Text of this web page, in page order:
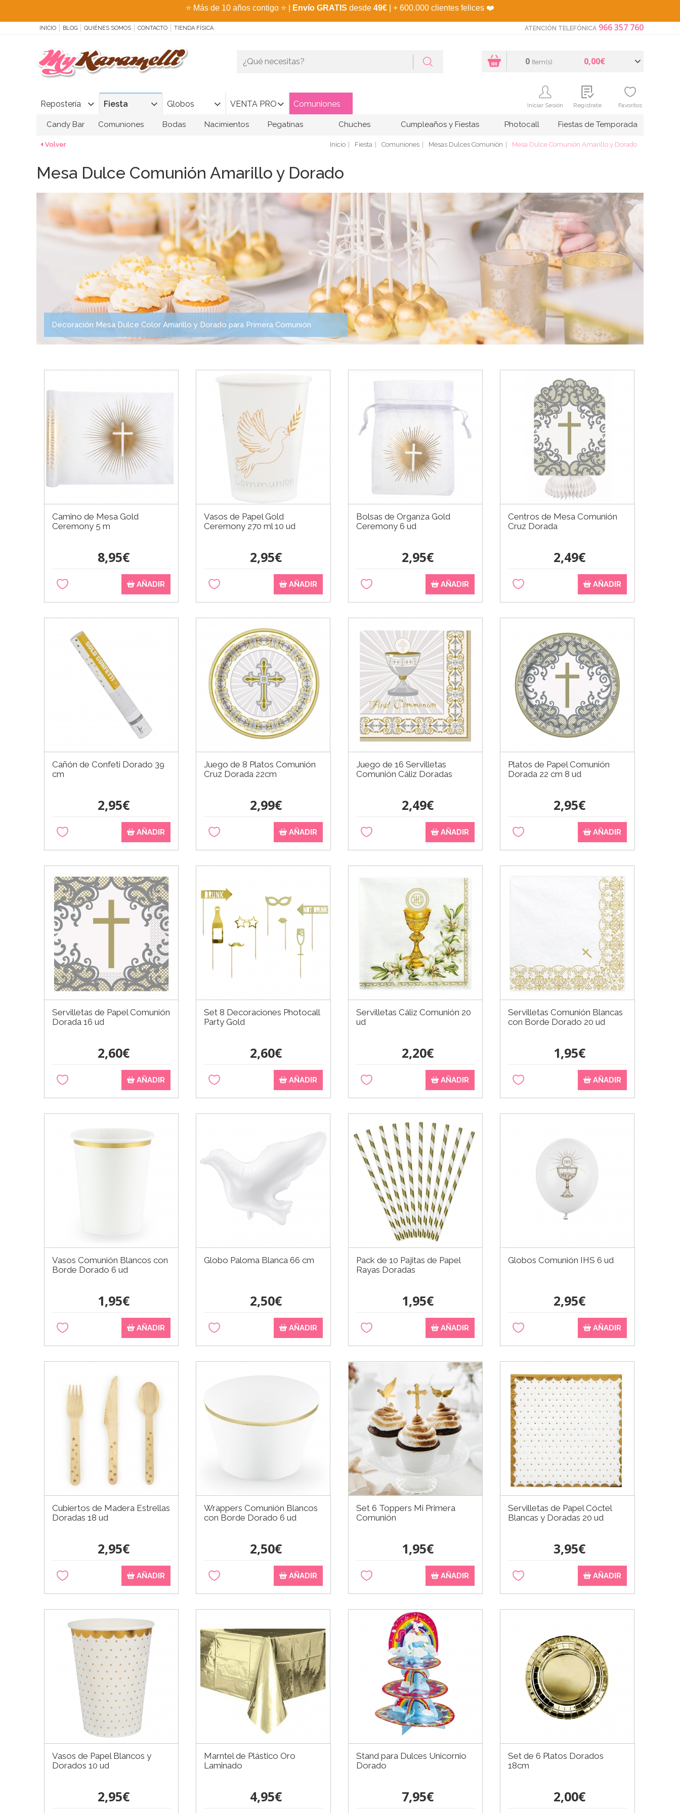
⭐ Más de 10 años contigo ⭐ Envío GRATIS desde 49€ | + 600.000 clientes felices ❤️
INICIO BLOG QUIÉNES SOMOS CONTACTO TIENDA FÍSICA ATENCIÓN TELEFÓNICA 966 357 760
Repostería Fiesta Globos VENTA PRO Comuniones
0 Item(s) 0,00€
Iniciar Sesión Regístrate Favoritos
Candy Bar Comuniones Bodas Nacimientos Pegatinas Chuches Cumpleaños y Fiestas Photocall Fiestas de Temporada
Volver Inicio Fiesta Comuniones Mesas Dulces Comunión Mesa Dulce Comunión Amarillo y Dorado
Mesa Dulce Comunión Amarillo y Dorado
Decoración Mesa Dulce Color Amarillo y Dorado para Primera Comunión
Camino de Mesa Gold
Ceremony 5 m
8,95€
AÑADIR
Vasos de Papel Gold
Ceremony 270 ml 10 ud
2,95€
AÑADIR
Bolsas de Organza Gold
Ceremony 6 ud
2,95€
AÑADIR
Centros de Mesa Comunión
Cruz Dorada
2,49€
AÑADIR
Cañón de Confeti Dorado 39
cm
2,95€
AÑADIR
Juego de 8 Platos Comunión
Cruz Dorada 22cm
2,99€
AÑADIR
Juego de 16 Servilletas
Comunión Cáliz Doradas
2,49€
AÑADIR
Platos de Papel Comunión
Dorada 22 cm 8 ud
2,95€
AÑADIR
Servilletas de Papel Comunión
Dorada 16 ud
2,60€
AÑADIR
Set 8 Decoraciones Photocall
Party Gold
2,60€
AÑADIR
Servilletas Cáliz Comunión 20
ud
2,20€
AÑADIR
Servilletas Comunión Blancas
con Borde Dorado 20 ud
1,95€
AÑADIR
Vasos Comunión Blancos con
Borde Dorado 6 ud
1,95€
AÑADIR
Globo Paloma Blanca 66 cm
2,50€
AÑADIR
Pack de 10 Pajitas de Papel
Rayas Doradas
1,95€
AÑADIR
Globos Comunión IHS 6 ud
2,95€
AÑADIR
Cubiertos de Madera Estrellas
Doradas 18 ud
2,95€
AÑADIR
Wrappers Comunión Blancos
con Borde Dorado 6 ud
2,50€
AÑADIR
Set 6 Toppers Mi Primera
Comunión
1,95€
AÑADIR
Servilletas de Papel Cóctel
Blancas y Doradas 20 ud
3,95€
AÑADIR
Vasos de Papel Blancos y
Dorados 10 ud
2,95€
Marntel de Plástico Oro
Laminado
4,95€
Stand para Dulces Unicornio
Dorado
7,95€
Set de 6 Platos Dorados
18cm
2,00€